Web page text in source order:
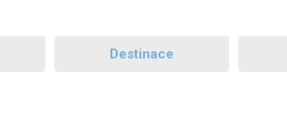
Destinace